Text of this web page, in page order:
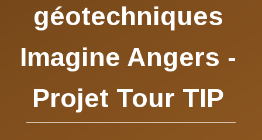
géotechniques
Imagine Angers -
Projet Tour TIP